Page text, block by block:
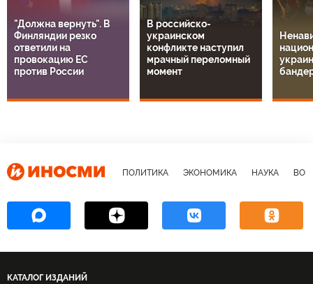
"Должна вернуть". В
Финляндии резко
ответили на
провокацию ЕС
против России
В российско-
украинском
конфликте наступил
мрачный переломный
момент
ПОЛИТИКА ЭКОНОМИКА НАУКА
КАТАЛОГ ИЗДАНИЙ